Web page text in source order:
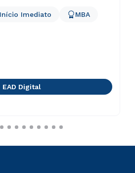
Início Imediato MBA
EAD Digital